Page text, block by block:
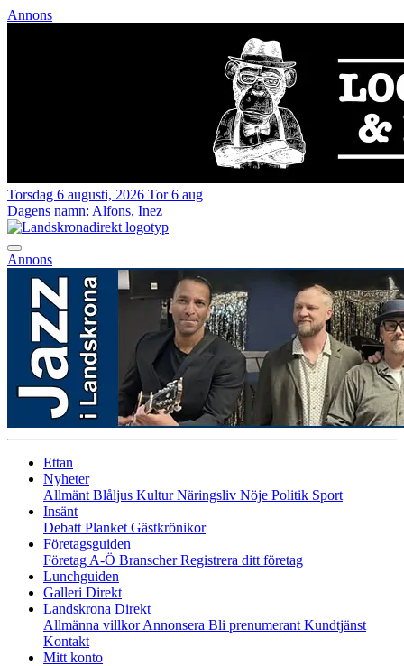
Annons
Torsdag 6 augusti, 2026 Tor 6 aug
Dagens namn: Alfons, Inez
Annons
Ettan
Nyheter
Allmänt Blåljus KulturNäringsliv Nöje Politik Sport
Insänt
Debatt Planket Gästkrönikor
Företagsguiden
Företag A-Ö BranscherRegistrera ditt företag
Lunchguiden
Galleri Direkt
Landskrona Direkt
Allmänna villkorAnnonsera Bli prenumerant Kundtjänst
Kontakt
Mitt konto